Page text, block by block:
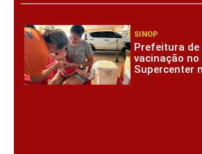
SINOP
Prefeitura de
vacinação no
Supercenter